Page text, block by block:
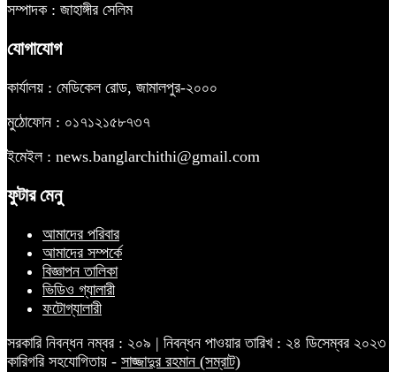
সম্পাদক : জাহাঙ্গীর সেলিম
যোগাযোগ
কার্যালয় : মেডিকেল রোড, জামালপুর-২০০০
মুঠোফোন : ০১৭১২১৫৮৭৩৭
ইমেইল : news.banglarchithi@gmail.com
ফুটার মেনু
আমাদের পরিবার
আমাদের সম্পর্কে
বিজ্ঞাপন তালিকা
ভিডিও গ্যালারী
ফটোগ্যালারী
সরকারি নিবন্ধন নম্বর : ২০৯ | নিবন্ধন পাওয়ার তারিখ : ২৪ ডিসেম্বর ২০২৩
কারিগরি সহযোগিতায় - সাজ্জাদুর রহমান (সম্রাট)